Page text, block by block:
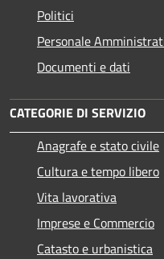
Politici
Personale
Documenti e dati
CATEGORIE DI SERVIZIO
Anagrafe e stato civile
Cultura e tempo libero
Vita lavorativa
Imprese e Commercio
Catasto e urbanistica